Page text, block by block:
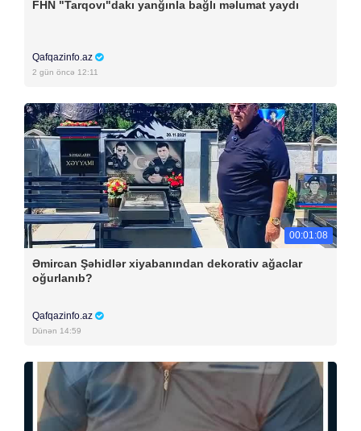
FHN "Tarqovı"dakı yanğınla bağlı məlumat yaydı
Qafqazinfo.az
2 gün öncə 12:11
00:01:08
Əmircan Şəhidlər xiyabanından dekorativ ağaclar
oğurlanıb?
Qafqazinfo.az
Dünən 14:59